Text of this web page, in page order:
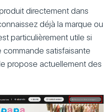
directement dans
déjà la marque ou
particulièrement utile si
satisfaisante
propose actuellement des